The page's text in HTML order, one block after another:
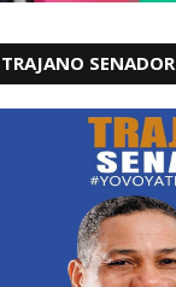
TRAJANO SENADOR